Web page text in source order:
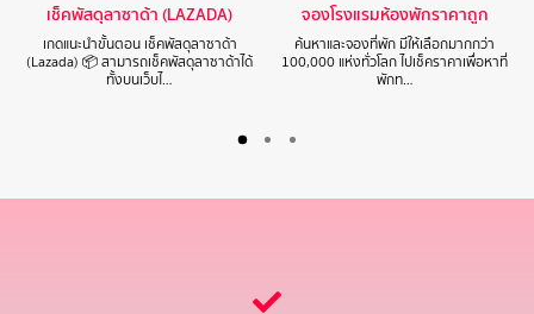
เช็คพัสดุลาซาด้า (LAZADA)
เกดแนะนำขั้นตอน เช็คพัสดุลาซาด้า
(Lazada) 📦 สามารถเช็คพัสดุลาซาด้าได้
ทั้งบนเว็บไ…
จองโรงแรมห้องพักราคาถูก
ค้นหาและจองที่พัก มีให้เลือกมากกว่า
100,000 แห่งทั่วโลก ไปเช็คราคาเพื่อหาที่
พักท…